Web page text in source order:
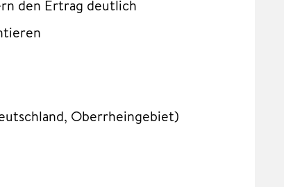
den Ertrag deutlich
Oberrheingebiet)